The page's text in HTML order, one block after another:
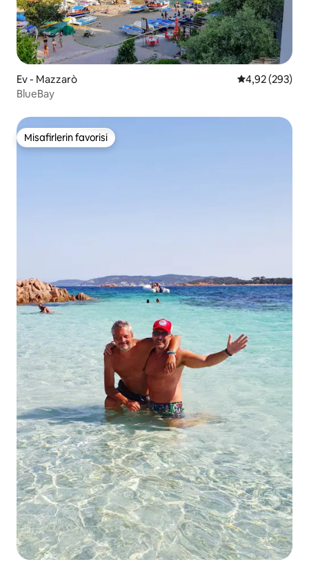
Ev - Mazzarò 5 üzerinden
4,92 (293)
BlueBay
Misafirlerin favorisi
Misafirlerin favorisi